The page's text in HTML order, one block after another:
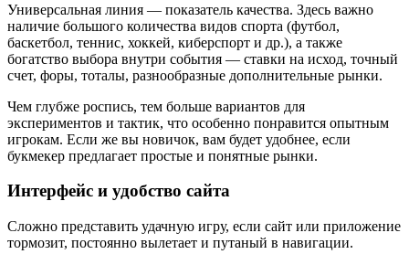
Универсальная линия — показатель качества. Здесь важно
наличие большого количества видов спорта (футбол,
баскетбол, теннис, хоккей, киберспорт и др.), а также
богатство выбора внутри события — ставки на исход, точный
счет, форы, тоталы, разнообразные дополнительные рынки.
Чем глубже роспись, тем больше вариантов для
экспериментов и тактик, что особенно понравится опытным
игрокам. Если же вы новичок, вам будет удобнее, если
букмекер предлагает простые и понятные рынки.
Интерфейс и удобство сайта
Сложно представить удачную игру, если сайт или приложение
тормозит, постоянно вылетает и путаный в навигации.